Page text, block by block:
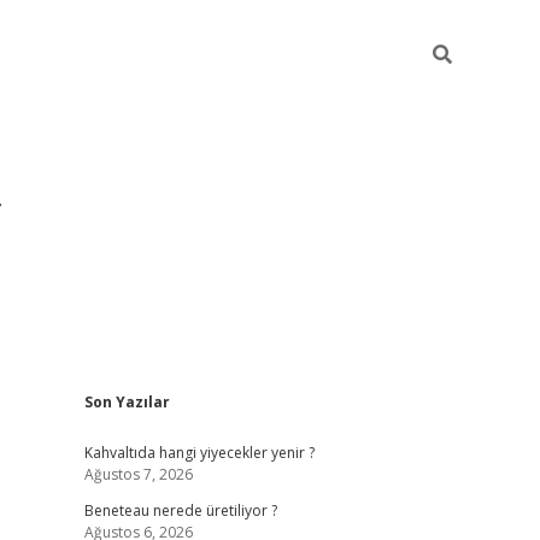
Sidebar
Son Yazılar
Kahvaltıda hangi yiyecekler yenir ?
Ağustos 7, 2026
Beneteau nerede üretiliyor ?
Ağustos 6, 2026